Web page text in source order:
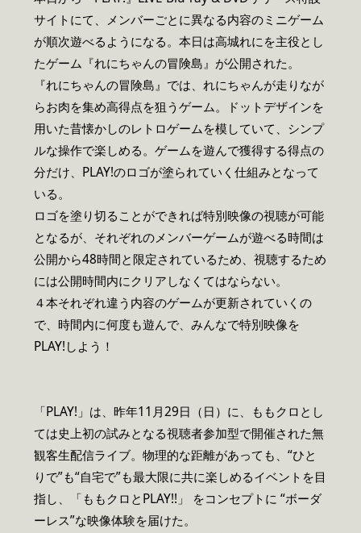
サイトにて、メンバーごとに異なる内容のミニゲーム
が順次遊べるようになる。本日は高城れにを主役とし
たゲーム『れにちゃんの冒険島』が公開された。
『れにちゃんの冒険島』では、れにちゃんが走りなが
らお肉を集め高得点を狙うゲーム。ドットデザインを
用いた昔懐かしのレトロゲームを模していて、シンプ
ルな操作で楽しめる。ゲームを遊んで獲得する得点の
分だけ、PLAY!のロゴが塗られていく仕組みとなって
いる。
ロゴを塗り切ることができれば特別映像の視聴が可能
となるが、それぞれのメンバーゲームが遊べる時間は
公開から48時間と限定されているため、視聴するため
には公開時間内にクリアしなくてはならない。
４本それぞれ違う内容のゲームが更新されていくの
で、時間内に何度も遊んで、みんなで特別映像を
PLAY!しよう！
「PLAY!」は、昨年11月29日（日）に、ももクロとし
ては史上初の試みとなる視聴者参加型で開催された無
観客生配信ライブ。物理的な距離があっても、“ひと
りで”も“自宅で”も最大限に共に楽しめるイベントを目
指し、「ももクロとPLAY!!」 をコンセプトに “ボーダ
ーレス”な映像体験を届けた。